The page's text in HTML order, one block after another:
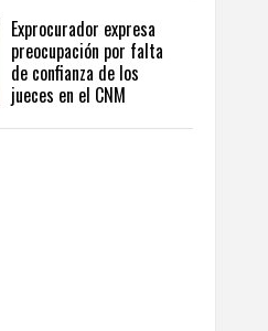
Exprocurador expresa
preocupación por falta
de confianza de los
jueces en el CNM